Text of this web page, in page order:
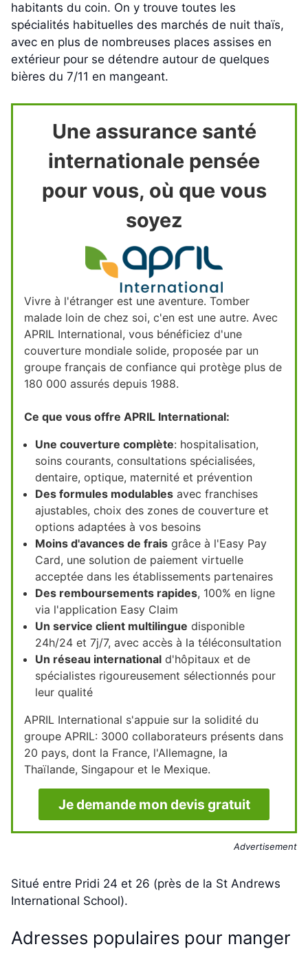
habitants du coin. On y trouve toutes les
spécialités habituelles des marchés de nuit thaïs,
avec en plus de nombreuses places assises en
extérieur pour se détendre autour de quelques
bières du 7/11 en mangeant.
Une assurance santé
internationale pensée
pour vous, où que vous
soyez
Vivre à l'étranger est une aventure. Tomber
malade loin de chez soi, c'en est une autre. Avec
APRIL International, vous bénéficiez d'une
couverture mondiale solide, proposée par un
groupe français de confiance qui protège plus de
180 000 assurés depuis 1988.
Ce que vous offre APRIL International:
Une couverture complète: hospitalisation,
soins courants, consultations spécialisées,
dentaire, optique, maternité et prévention
Des formules modulables avec franchises
ajustables, choix des zones de couverture et
options adaptées à vos besoins
Moins d'avances de frais grâce à l'Easy Pay
Card, une solution de paiement virtuelle
acceptée dans les établissements partenaires
Des remboursements rapides, 100% en ligne
via l'application Easy Claim
Un service client multilingue disponible
24h/24 et 7j/7, avec accès à la téléconsultation
Un réseau international d'hôpitaux et de
spécialistes rigoureusement sélectionnés pour
leur qualité
APRIL International s'appuie sur la solidité du
groupe APRIL: 3000 collaborateurs présents dans
20 pays, dont la France, l'Allemagne, la
Thaïlande, Singapour et le Mexique.
Je demande mon devis gratuit
Advertisement
Situé entre Pridi 24 et 26 (près de la St Andrews
International School).
Adresses populaires pour manger